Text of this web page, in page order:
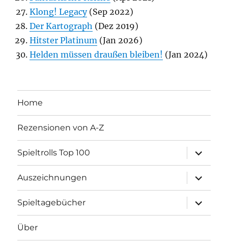
Klong! Legacy(Sep 2022)
Der Kartograph (Dez 2019)
Hitster Platinum (Jan 2026)
Helden müssen draußen bleiben! (Jan 2024)
Home
Rezensionen von A-Z
Spieltrolls Top 100
öffnen
Auszeichnungen
öffnen
Spieltagebücher
öffnen
Über